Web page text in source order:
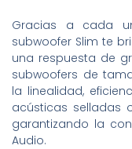
Gracias a cada
subwoofer Slim te
una respuesta de
subwoofers de
la linealidad,
acústicas selladas
garantizando la
Audio.